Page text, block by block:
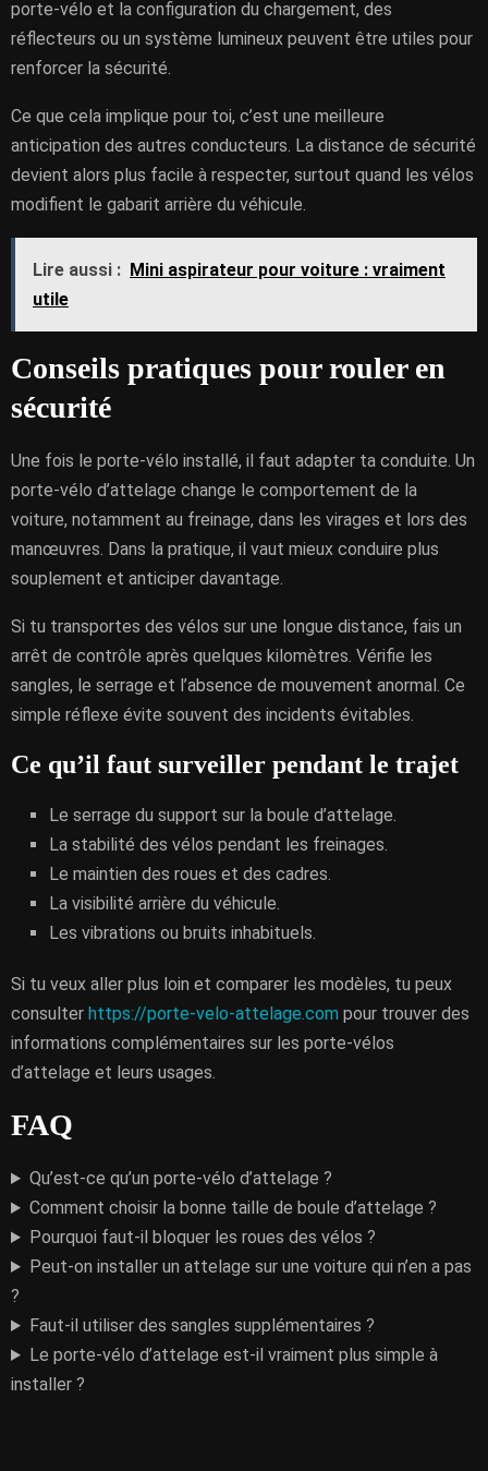
porte-vélo et la configuration du chargement, des
réflecteurs ou un système lumineux peuvent être utiles pour
renforcer la sécurité.
Ce que cela implique pour toi, c’est une meilleure
anticipation des autres conducteurs. La distance de sécurité
devient alors plus facile à respecter, surtout quand les vélos
modifient le gabarit arrière du véhicule.
Lire aussi : Mini aspirateur pour voiture : vraiment
utile
Conseils pratiques pour rouler en
sécurité
Une fois le porte-vélo installé, il faut adapter ta conduite. Un
porte-vélo d’attelage change le comportement de la
voiture, notamment au freinage, dans les virages et lors des
manœuvres. Dans la pratique, il vaut mieux conduire plus
souplement et anticiper davantage.
Si tu transportes des vélos sur une longue distance, fais un
arrêt de contrôle après quelques kilomètres. Vérifie les
sangles, le serrage et l’absence de mouvement anormal. Ce
simple réflexe évite souvent des incidents évitables.
Ce qu’il faut surveiller pendant le trajet
Le serrage du support sur la boule d’attelage.
La stabilité des vélos pendant les freinages.
Le maintien des roues et des cadres.
La visibilité arrière du véhicule.
Les vibrations ou bruits inhabituels.
Si tu veux aller plus loin et comparer les modèles, tu peux
consulter https://porte-velo-attelage.com pour trouver des
informations complémentaires sur les porte-vélos
d’attelage et leurs usages.
FAQ
Qu’est-ce qu’un porte-vélo d’attelage ?
Comment choisir la bonne taille de boule d’attelage ?
Pourquoi faut-il bloquer les roues des vélos ?
Peut-on installer un attelage sur une voiture qui n’en a pas
?
Faut-il utiliser des sangles supplémentaires ?
Le porte-vélo d’attelage est-il vraiment plus simple à
installer ?